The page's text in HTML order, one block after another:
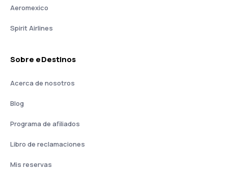
Aeromexico
Spirit Airlines
Sobre eDestinos
Acerca de nosotros
Blog
Programa de afiliados
Libro de reclamaciones
Mis reservas